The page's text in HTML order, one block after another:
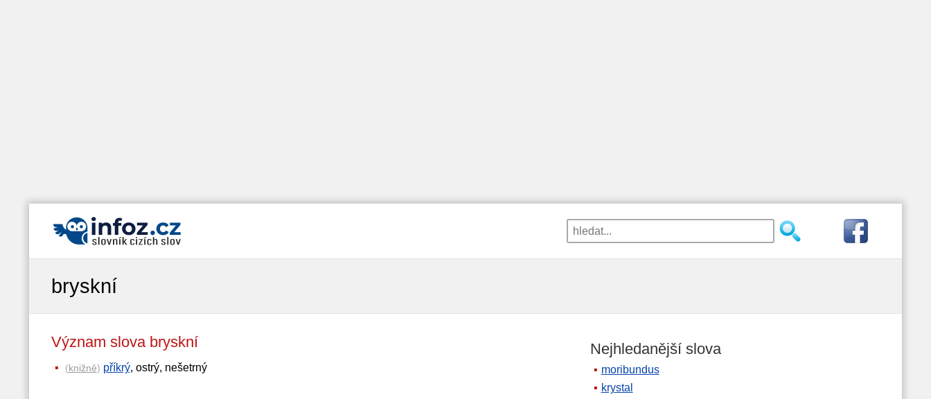
bryskní
Význam slova bryskní
(knižně) příkrý, ostrý, nešetrný
Nejhledanější slova
moribundus
krystal